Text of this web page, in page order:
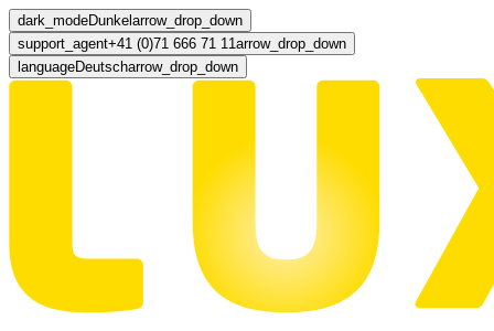
dark_modeDunkel arrow_drop_down
support_agent+41 (0)71 666 71 11arrow_drop_down
languageDeutscharrow_drop_down